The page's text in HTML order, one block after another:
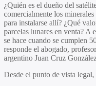
¿Quién es el dueño del
comercialmente los
para instalarse allí? ¿Qué
parcelas lunares en venta? A
se hace cuando se cumplen
responde el abogado,
argentino Juan Cruz
Desde el punto de vista